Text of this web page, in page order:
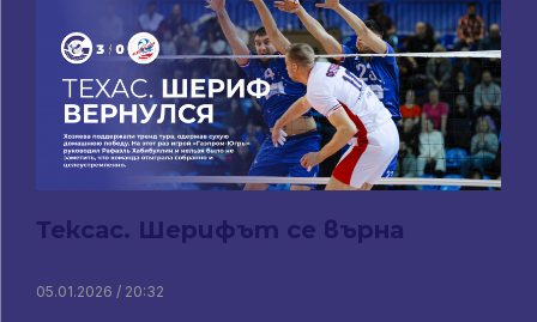
Тексас. Шерифът се върна
05.01.2026 / 20:32